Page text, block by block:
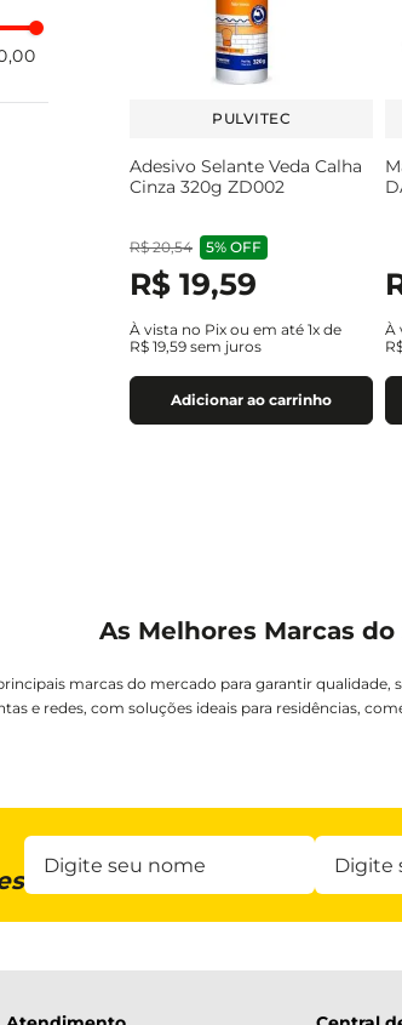
PULVITEC
Adesivo Selante Veda Calha
Cinza 320g ZD002
R$ 20,54 5% OFF
R$ 19,59
À vista no Pix ou em até 1x de
R$ 19,59 sem juros
Adicionar ao carrinho
À
As Melhores Marcas
marcas do mercado para garantir
e redes, com soluções ideais para residências,